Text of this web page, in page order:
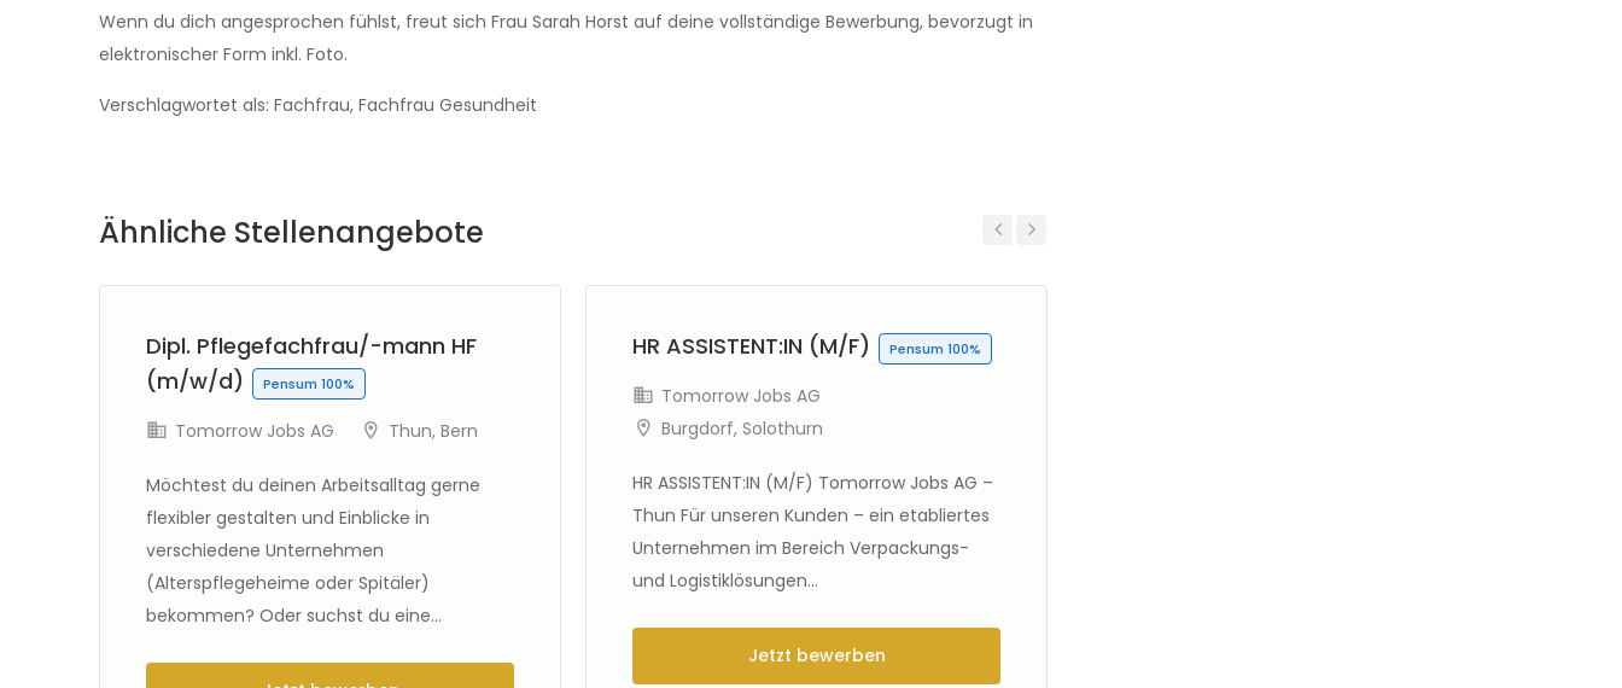
Wenn du dich angesprochen fühlst, freut sich Frau Sarah Horst auf deine vollständige Bewerbung, bevorzugt in
elektronischer Form inkl. Foto.
Verschlagwortet als: Fachfrau, Fachfrau Gesundheit
Ähnliche Stellenangebote
Dipl. Pflegefachfrau/-mann HF
(m/w/d)
Pensum 100%
Tomorrow Jobs AG Thun, Bern
Möchtest du deinen Arbeitsalltag gerne
flexibler gestalten und Einblicke in
verschiedene Unternehmen
(Alterspflegeheime oder Spitäler)
bekommen? Oder suchst du eine...
HR ASSISTENT:IN (M/F) Pensum 100%
Tomorrow Jobs AG
Burgdorf, Solothurn
HR ASSISTENT:IN (M/F) Tomorrow Jobs AG –
Thun Für unseren Kunden – ein etabliertes
Unternehmen im Bereich Verpackungs-
und Logistiklösungen...
Jetzt bewerben